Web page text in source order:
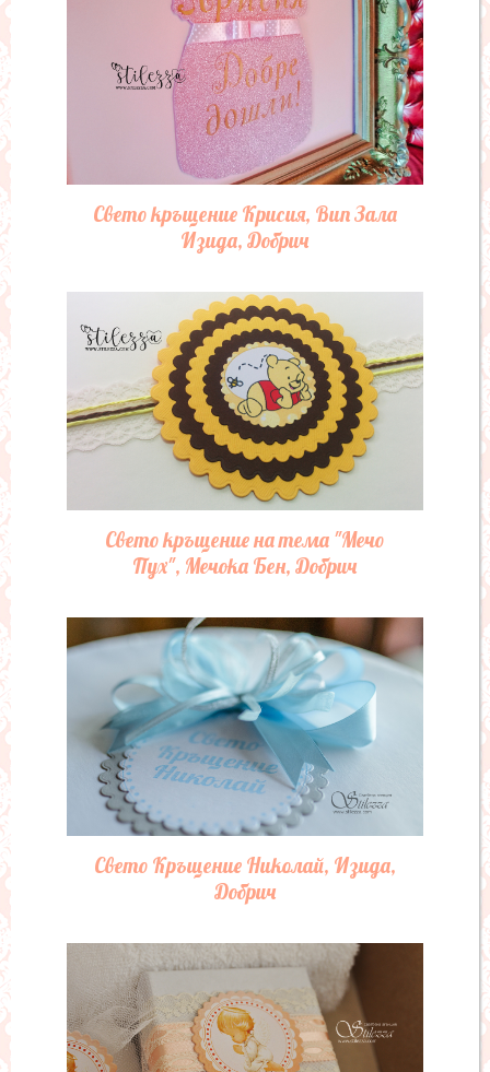
Свето кръщение Крисия, Вип Зала
Изида, Добрич
Свето кръщение на тема "Мечо
Пух", Мечока Бен, Добрич
Свето Кръщение Николай, Изида,
Добрич